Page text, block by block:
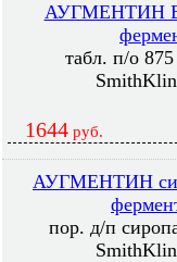
АУГМЕНТИН
табл. п/о
1644 руб.
АУГМЕНТИН
пор. д/п